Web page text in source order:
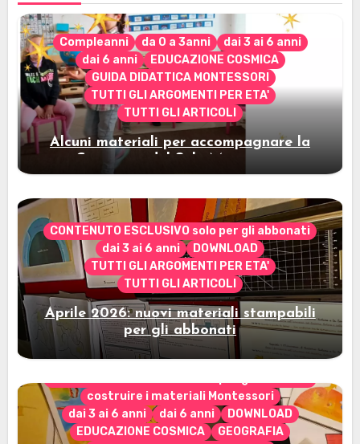
Compleanni da 0 a 3anni
dai 3 ai 6 anni
dai 6 anni
EDUCAZIONE COSMICA
GUIDA DIDATTICA MONTESSORI
TUTTI GLI ARGOMENTI PER ETA'
TUTTI GLI ARTICOLI
Alcuni materiali per accompagnare la
Cerimonia del Sole Montessori
CONTENUTO ESCLUSIVO solo per gli abbonati
dai 3 ai 6 anni
DOWNLOAD
TUTTI GLI ARGOMENTI PER ETA'
TUTTI GLI ARTICOLI
Aprile 2026: nuovi materiali stampabili
per gli abbonati
costruire i materiali Montessori
dai 3 ai 6 anni
dai 6 anni
DOWNLOAD
EDUCAZIONE COSMICA
GEOGRAFIA